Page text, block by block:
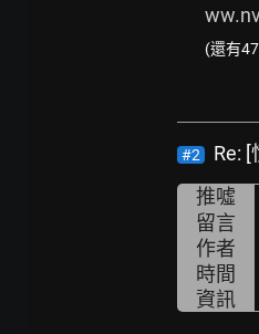
(還有
#2
Re:
推噓
留言
作者
時間
資訊